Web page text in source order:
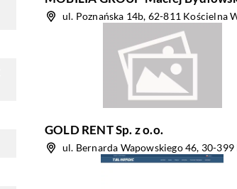
ul. Poznańska 14b, 62-811 Kościelna
GOLD RENT Sp. z o.o.
ul. Bernarda Wapowskiego 46, 30-